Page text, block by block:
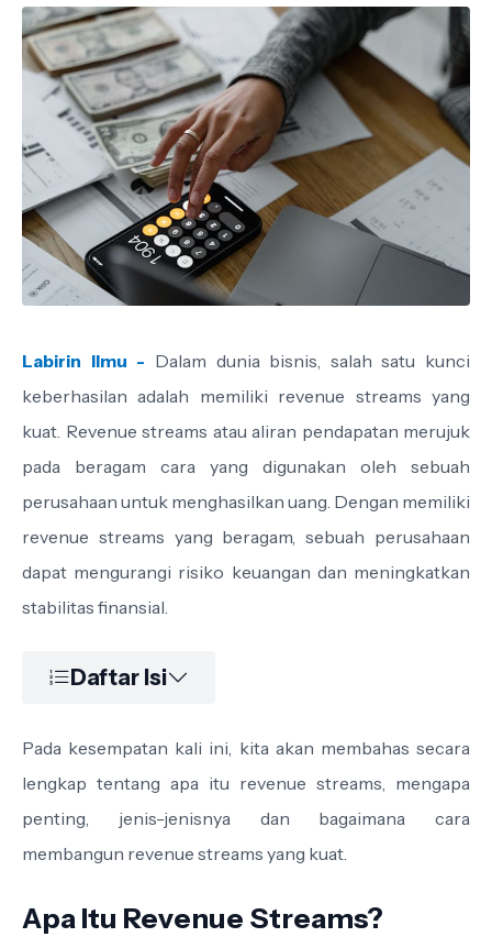
Labirin Ilmu - Dalam dunia bisnis, salah satu kunci
keberhasilan adalah memiliki revenue streams yang
kuat. Revenue streams atau aliran pendapatan merujuk
pada beragam cara yang digunakan oleh sebuah
perusahaan untuk menghasilkan uang. Dengan memiliki
revenue streams yang beragam, sebuah perusahaan
dapat mengurangi risiko keuangan dan meningkatkan
stabilitas finansial.
Daftar Isi
Pada kesempatan kali ini, kita akan membahas secara
lengkap tentang apa itu revenue streams, mengapa
penting, jenis-jenisnya dan bagaimana cara
membangun revenue streams yang kuat.
Apa Itu Revenue Streams?